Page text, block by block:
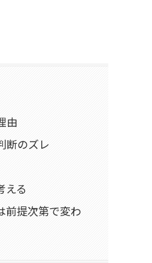
由
断のズレ
える
前提次第で変わ